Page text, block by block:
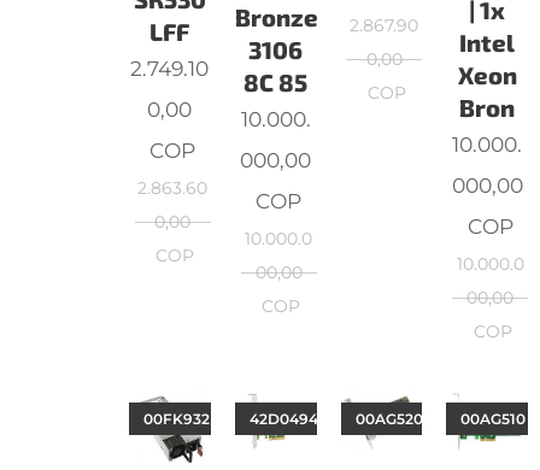
LFF
2.749.10
0,00
COP
2.863.60
0,00
COP
Bronze
3106
8C 85
10.000.
000,00
COP
10.000.0
00,00
COP
2.867.90
0,00
COP
| 1x
Intel
Xeon
Bron
10.000.
000,00
COP
10.000.0
00,00
COP
00FK932 42D0494 00AG520 00AG510